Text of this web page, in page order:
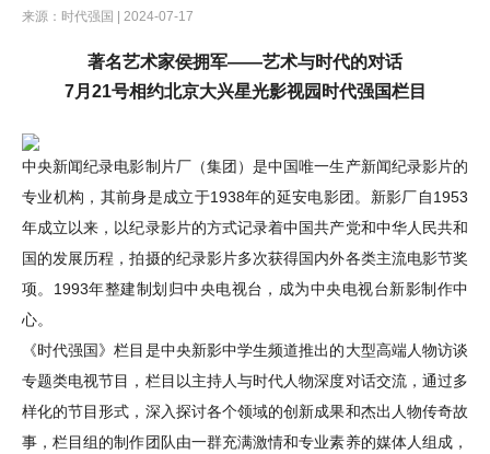
来源：时代强国 | 2024-07-17
著名艺术家侯拥军——艺术与时代的对话
7月 21号相约北京大兴星光影视园时代强国栏目
中央新闻纪录电影制片厂（集团）是中国唯一生产新闻纪录影片的
专业机构，其前身是成立于1938年的延安电影团。新影厂自1953
年成立以来，以纪录影片的方式记录着中国共产党和中华人民共和
国的发展历程，拍摄的纪录影片多次获得国内外各类主流电影节奖
项。1993年整建制划归中央电视台，成为中央电视台新影制作中
心。
《时代强国》栏目是中央新影中学生频道推出的大型高端人物访谈
专题类电视节目，栏目以主持人与时代人物深度对话交流，通过多
样化的节目形式，深入探讨各个领域的创新成果和杰出人物传奇故
事，栏目组的制作团队由一群充满激情和专业素养的媒体人组成，